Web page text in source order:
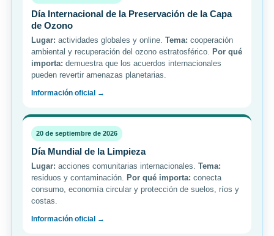
Día Internacional de la Preservación de la Capa
de Ozono
Lugar: actividades globales y online. Tema: cooperación
ambiental y recuperación del ozono estratosférico. Por qué
importa: demuestra que los acuerdos internacionales
pueden revertir amenazas planetarias.
Información oficial →
20 de septiembre de 2026
Día Mundial de la Limpieza
Lugar: acciones comunitarias internacionales. Tema:
residuos y contaminación. Por qué importa: conecta
consumo, economía circular y protección de suelos, ríos y
costas.
Información oficial →